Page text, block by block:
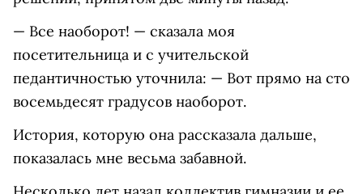
— Все наоборот! — сказала моя
посетительница и с учительской
педантичностью уточнила: — Вот прямо на сто
восемьдесят градусов наоборот.
История, которую она рассказала дальше,
показалась мне весьма забавной.